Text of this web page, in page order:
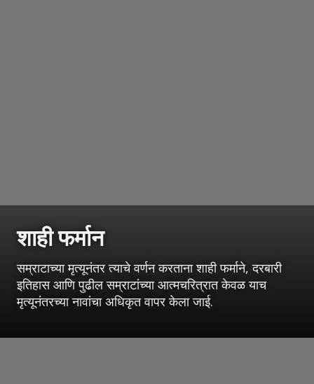
शाही फर्मान
सम्राटाच्या मृत्यूनंतर त्याचे वर्णन करताना शाही फर्माने, दरबारी
इतिहास आणि पुढील सम्राटांच्या आत्मचरित्रात केवळ याच
मृत्यूनंतरच्या नावांचा अधिकृत वापर केला जाई.